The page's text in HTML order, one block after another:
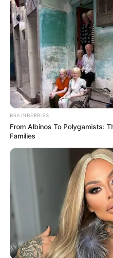
BRAINBERRIES
From Albinos To Polygamists:
Families